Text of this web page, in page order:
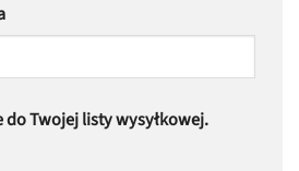
do Twojej listy wysyłkowej.